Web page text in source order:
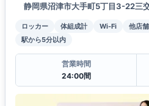
静岡県沼津市大手町5丁目3-22三
ロッカー 体組成計 Wi-Fi 他店
駅から5分以内
営業時間
24:00間